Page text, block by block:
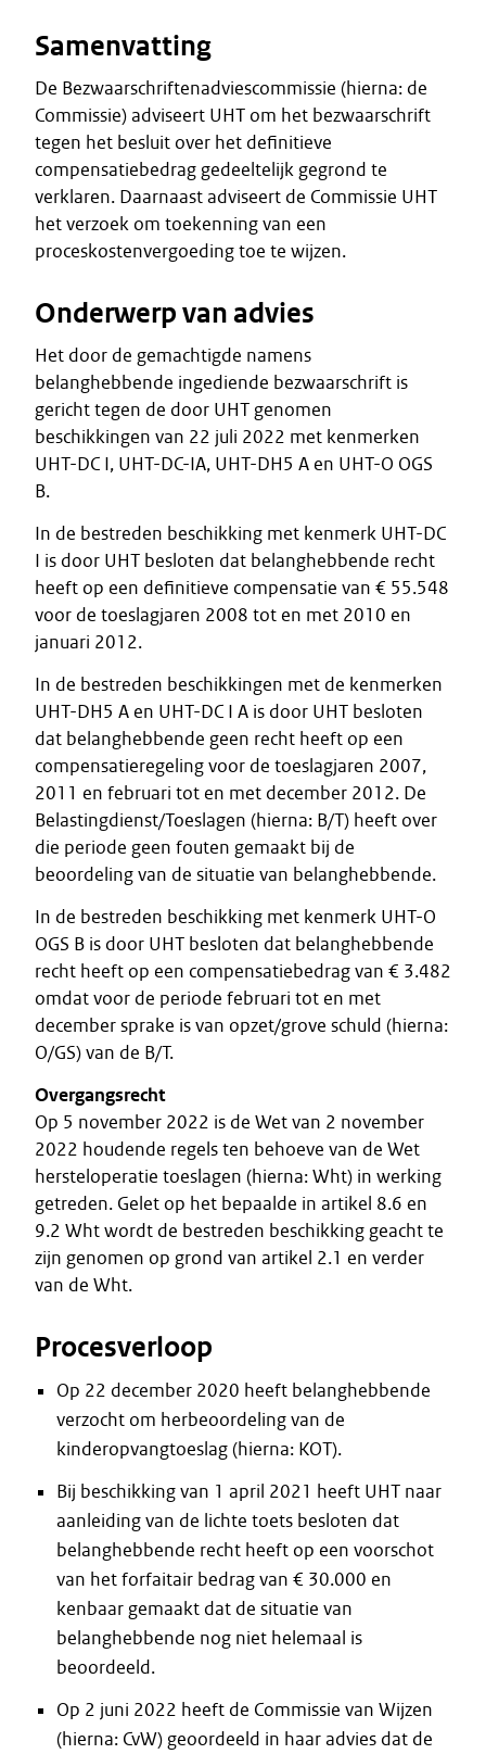
Samenvatting
De Bezwaarschriftenadviescommissie (hierna: de
Commissie) adviseert UHT om het bezwaarschrift
tegen het besluit over het definitieve
compensatiebedrag gedeeltelijk gegrond te
verklaren. Daarnaast adviseert de Commissie UHT
het verzoek om toekenning van een
proceskostenvergoeding toe te wijzen.
Onderwerp van advies
Het door de gemachtigde namens
belanghebbende ingediende bezwaarschrift is
gericht tegen de door UHT genomen
beschikkingen van 22 juli 2022 met kenmerken
UHT-DC I, UHT-DC-IA, UHT-DH5 A en UHT-O OGS
B.
In de bestreden beschikking met kenmerk UHT-DC
I is door UHT besloten dat belanghebbende recht
heeft op een definitieve compensatie van € 55.548
voor de toeslagjaren 2008 tot en met 2010 en
januari 2012.
In de bestreden beschikkingen met de kenmerken
UHT-DH5 A en UHT-DC I A is door UHT besloten
dat belanghebbende geen recht heeft op een
compensatieregeling voor de toeslagjaren 2007,
2011 en februari tot en met december 2012. De
Belastingdienst/Toeslagen (hierna: B/T) heeft over
die periode geen fouten gemaakt bij de
beoordeling van de situatie van belanghebbende.
In de bestreden beschikking met kenmerk UHT-O
OGS B is door UHT besloten dat belanghebbende
recht heeft op een compensatiebedrag van € 3.482
omdat voor de periode februari tot en met
december sprake is van opzet/grove schuld (hierna:
O/GS) van de B/T.
Overgangsrecht
Op 5 november 2022 is de Wet van 2 november
2022 houdende regels ten behoeve van de Wet
hersteloperatie toeslagen (hierna: Wht) in werking
getreden. Gelet op het bepaalde in artikel 8.6 en
9.2 Wht wordt de bestreden beschikking geacht te
zijn genomen op grond van artikel 2.1 en verder
van de Wht.
Procesverloop
Op 22 december 2020 heeft belanghebbende
verzocht om herbeoordeling van de
kinderopvangtoeslag (hierna: KOT).
Bij beschikking van 1 april 2021 heeft UHT naar
aanleiding van de lichte toets besloten dat
belanghebbende recht heeft op een voorschot
van het forfaitair bedrag van € 30.000 en
kenbaar gemaakt dat de situatie van
belanghebbende nog niet helemaal is
beoordeeld.
Op 2 juni 2022 heeft de Commissie van Wijzen
(hierna: CvW) geoordeeld in haar advies dat de